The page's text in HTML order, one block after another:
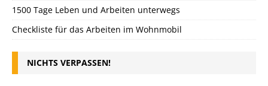
1500 Tage Leben und Arbeiten unterwegs
Checkliste für das Arbeiten im Wohnmobil
NICHTS VERPASSEN!